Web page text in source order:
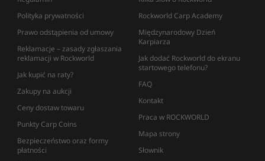
Polityka prywatności
Prawo odstąpienia od umowy
Reklamacje – zasady zgłaszania
reklamacji w Rockworld
Jak kupić na raty?
Zakupy na aukcji
Ceny dostaw towaru
Punkty Carp Coins
Bezpieczeństwo oraz formy
płatności
Rockworld Carp Academy
Międzynarodowy Dzień
Karpiarza
Jak dodać Rockworld do ekranu
startowego telefonu?
FAQ
Kontakt
Praca w ROCKWORLD
Mapa strony
Słownik